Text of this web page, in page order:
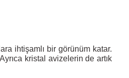
ihtişamlı bir görünüm katar.
kristal avizelerin de artık